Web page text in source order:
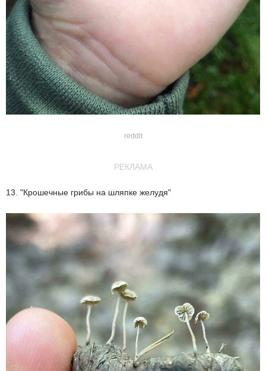
reddit
РЕКЛАМА
13. "Крошечные грибы на шляпке желудя"